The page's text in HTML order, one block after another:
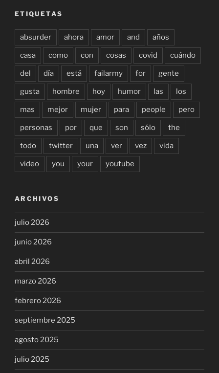
ETIQUETAS
absurder ahora amor and años
casa como con cosas covid cuándo
del día está failarmy for gente
gusta hombre hoy humor las los
mas mejor mujer para people pero
personas por que son sólo the
todo twitter una ver vez vida
video you your youtube
ARCHIVOS
julio 2026
junio 2026
abril 2026
marzo 2026
febrero 2026
septiembre 2025
agosto 2025
julio 2025